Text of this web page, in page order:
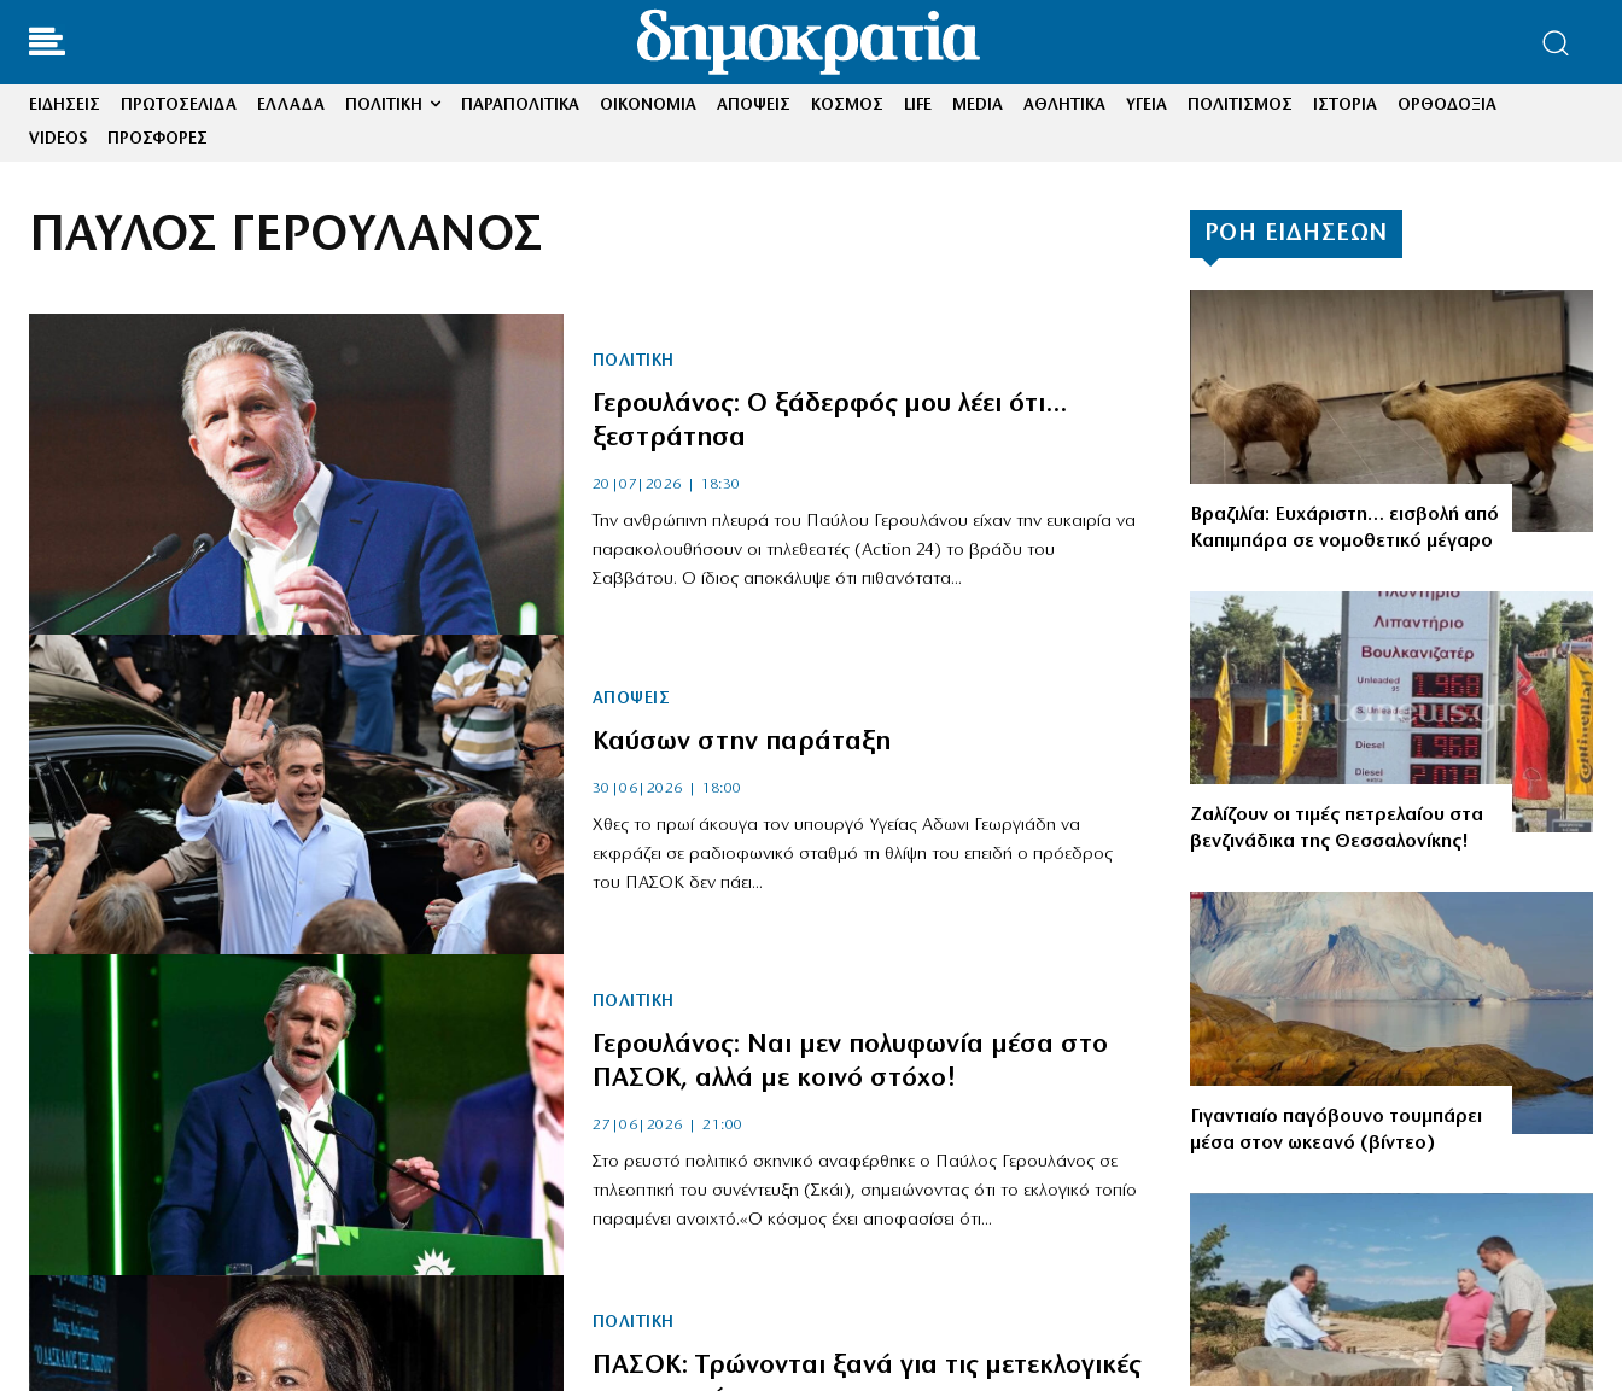
ΕΙΔΗΣΕΙΣ ΠΡΩΤΟΣΕΛΙΔΑ ΕΛΛΑΔΑ ΠΟΛΙΤΙΚΗ ΠΑΡΑΠΟΛΙΤΙΚΑ ΟΙΚΟΝΟΜΙΑ ΑΠΟΨΕΙΣ ΚΟΣΜΟΣ LIFE MEDIA ΑΘΛΗΤΙΚΑ ΥΓΕΙΑ ΠΟΛΙΤΙΣΜΟΣ ΙΣΤΟΡΙΑ
ΟΡΘΟΔΟΞΙΑ
VIDEOS
ΠΡΟΣΦΟΡΕΣ
ΠΑΥΛΟΣ ΓΕΡΟΥΛΑΝΟΣ
ΠΟΛΙΤΙΚΗ
Γερουλάνος: Ο ξάδερφός μου λέει ότι…
ξεστράτησα
20|07|2026 | 18:30
Την ανθρώπινη πλευρά του Παύλου Γερουλάνου είχαν την ευκαιρία να
παρακολουθήσουν οι τηλεθεατές (Action 24) το βράδυ του
Σαββάτου. Ο ίδιος αποκάλυψε ότι πιθανότατα...
ΑΠΟΨΕΙΣ
Kαύσων στην παράταξη
30|06|2026 | 18:00
Χθες το πρωί άκουγα τον υπουργό Υγείας Αδωνι Γεωργιάδη να
εκφράζει σε ραδιοφωνικό σταθμό τη θλίψη του επειδή ο πρόεδρος
του ΠΑΣΟΚ δεν πάει...
ΠΟΛΙΤΙΚΗ
Γερουλάνος: Ναι μεν πολυφωνία μέσα στο
ΠΑΣΟΚ, αλλά με κοινό στόχο!
27|06|2026 | 21:00
Στο ρευστό πολιτικό σκηνικό αναφέρθηκε o Παύλος Γερουλάνος σε
τηλεοπτική του συνέντευξη (Σκάι), σημειώνοντας ότι το εκλογικό τοπίο
παραμένει ανοιχτό.«Ο κόσμος έχει αποφασίσει ότι...
ΠΟΛΙΤΙΚΗ
ΠΑΣΟΚ: Τρώνονται ξανά για τις μετεκλογικές
ΡΟΗ ΕΙΔΗΣΕΩΝ
Βραζιλία: Ευχάριστη… εισβολή από
Καπιμπάρα σε νομοθετικό μέγαρο
Ζαλίζουν οι τιμές πετρελαίου στα
βενζινάδικα της Θεσσαλονίκης!
Γιγαντιαίο παγόβουνο τουμπάρει
μέσα στον ωκεανό (βίντεο)